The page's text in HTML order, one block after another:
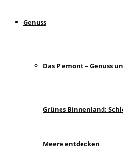
Genuss
Das Piemont – Genuss
Grünes Binnenland:
Meere entdecken